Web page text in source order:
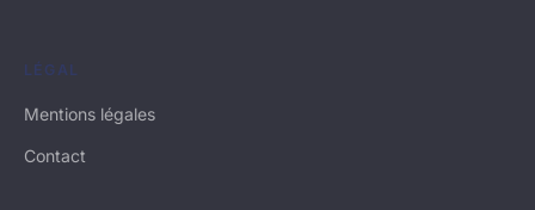
LÉGAL
Mentions légales
Contact